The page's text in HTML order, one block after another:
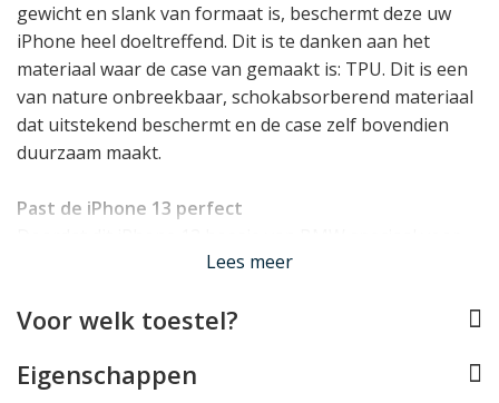
gewicht en slank van formaat is, beschermt deze uw
iPhone heel doeltreffend. Dit is te danken aan het
materiaal waar de case van gemaakt is: TPU. Dit is een
van nature onbreekbaar, schokabsorberend materiaal
dat uitstekend beschermt en de case zelf bovendien
duurzaam maakt.
Past de iPhone 13 perfect
dit toestel werd ontworpen, zit de case als gegoten. Het
knopjes, de Lightning aansluiting en de camera's. Ook
iPhone in het BMW hoesje zit. Hoewel de case géén
Lees meer
Voor welk toestel?
Eigenschappen